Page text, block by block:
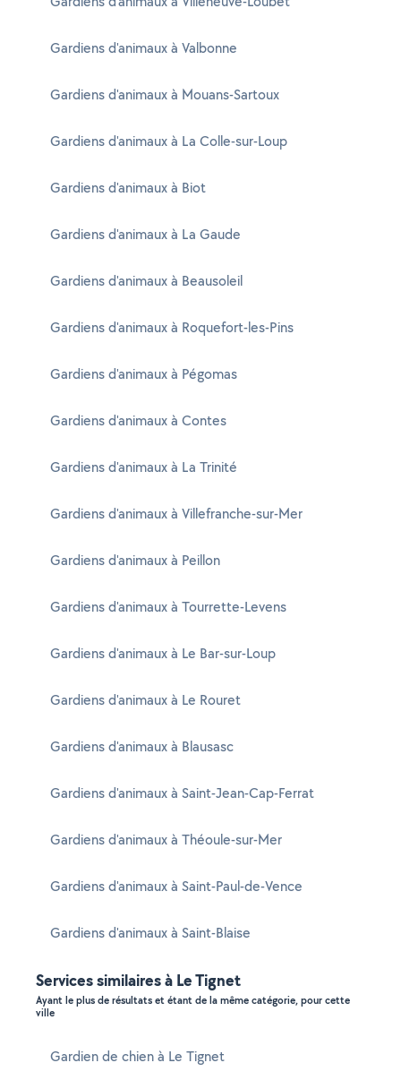
Gardiens d'animaux à Valbonne
Gardiens d'animaux à Mouans-Sartoux
Gardiens d'animaux à La Colle-sur-Loup
Gardiens d'animaux à Biot
Gardiens d'animaux à La Gaude
Gardiens d'animaux à Beausoleil
Gardiens d'animaux à Roquefort-les-Pins
Gardiens d'animaux à Pégomas
Gardiens d'animaux à Contes
Gardiens d'animaux à La Trinité
Gardiens d'animaux à Villefranche-sur-Mer
Gardiens d'animaux à Peillon
Gardiens d'animaux à Tourrette-Levens
Gardiens d'animaux à Le Bar-sur-Loup
Gardiens d'animaux à Le Rouret
Gardiens d'animaux à Blausasc
Gardiens d'animaux à Saint-Jean-Cap-Ferrat
Gardiens d'animaux à Théoule-sur-Mer
Gardiens d'animaux à Saint-Paul-de-Vence
Gardiens d'animaux à Saint-Blaise
Services similaires à Le Tignet
Ayant le plus de résultats et étant de la même catégorie, pour cette
ville
Gardien de chien à Le Tignet